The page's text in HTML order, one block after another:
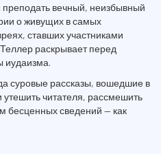
вечный, неизбывный
о живущих в самых
ставших участниками
раскрывает перед
иудаизма.
суровые рассказы, вошедшие в
утешить читателя, рассмешить
бесценных сведений — как